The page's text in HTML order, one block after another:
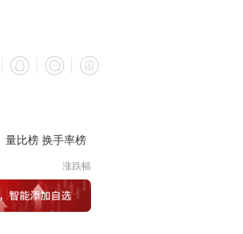
量比榜 换手率榜
涨跌幅